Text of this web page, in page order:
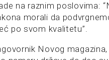
na raznim poslovima:
morali da
po svom kvalitetu”.
Novog